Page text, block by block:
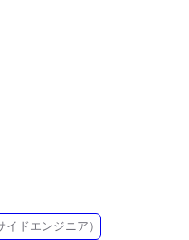
ただくことを期待していま
客価値を深く理解し、不確実
がらプロダクト開発を推進し
ラ GCP, GKE, Terraform,
Devin, n8n, Dify, ChatGPT,
ニア・デザイナーの意見を積極
開発フロー プロダクトオーナ
FW:React.js BE 言語:Go(API),
BigQuery インフラ GCP,
Slack, notion, Figma, miro AIツー
クティブで同期 週1のリリー
っても早急に復旧できるよう
事業展開していくためのイン
を鈍化させないための仕組み
ドエンジニア）